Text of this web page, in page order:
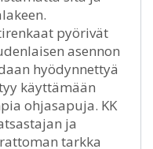
pyörivät
asennon
hyödynnettyä
käyttämään
ohjasapuja. KK
ja
tarkka